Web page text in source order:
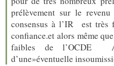
prélèvement sur le
consensus à l’IR est très
confiance.et alors même
faibles de l’OCDE
d’une»éventuelle